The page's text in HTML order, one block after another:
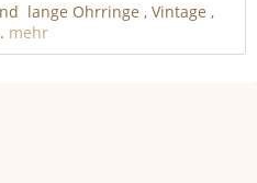
lange Ohrringe , Vintage ,
mehr